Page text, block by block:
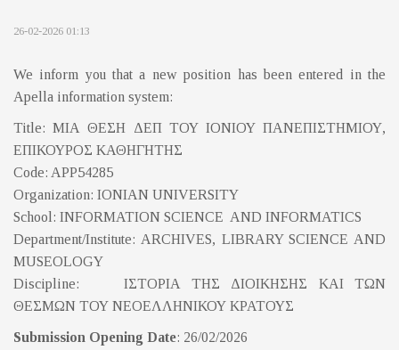
26-02-2026 01:13
We inform you that a new position has been entered in the
Apella information system:
Title: ΜΙΑ ΘΕΣΗ ΔΕΠ ΤΟΥ ΙΟΝΙΟΥ ΠΑΝΕΠΙΣΤΗΜΙΟΥ,
ΕΠΙΚΟΥΡΟΣ ΚΑΘΗΓΗΤΗΣ
Code: APP54285
Organization: IONIAN UNIVERSITY
School: INFORMATION SCIENCE AND INFORMATICS
Department/Institute: ARCHIVES, LIBRARY SCIENCE AND
MUSEOLOGY
Discipline: ΙΣΤΟΡΙΑ ΤΗΣ ΔΙΟΙΚΗΣΗΣ ΚΑΙ ΤΩΝ
ΘΕΣΜΩΝ ΤΟΥ ΝΕΟΕΛΛΗΝΙΚΟΥ ΚΡΑΤΟΥΣ
Submission Opening Date: 26/02/2026